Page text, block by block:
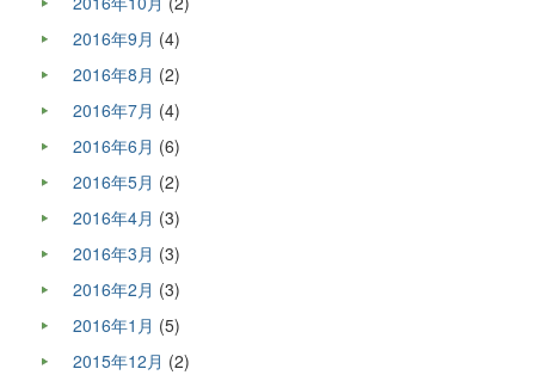
2016年9月 (4)
2016年8月 (2)
2016年7月 (4)
2016年6月 (6)
2016年5月 (2)
2016年4月 (3)
2016年3月 (3)
2016年2月 (3)
2016年1月 (5)
2015年12月 (2)